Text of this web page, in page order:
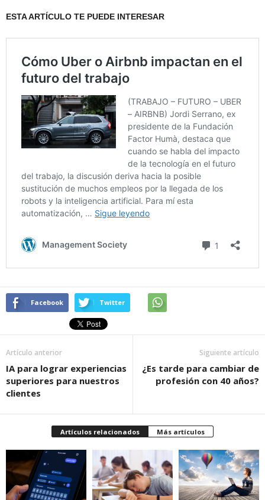
ESTA ARTÍCULO TE PUEDE INTERESAR
Facebook Twitter
Artículo anterior
IA para lograr experiencias
superiores para nuestros
clientes
Siguiente artículo
¿Es tarde para cambiar de
profesión con 40 años?
Artículos relacionados Más artículos